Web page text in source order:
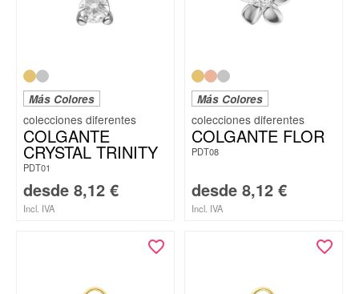
Más Colores
COLGANTE
CRYSTAL TRINITY
PDT01
desde 8,12 €
Incl. IVA
Más Colores
COLGANTE FLOR
PDT08
desde 8,12 €
Incl. IVA